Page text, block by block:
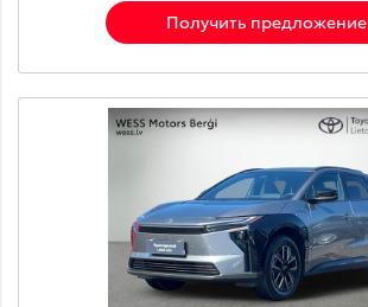
Получить предложение